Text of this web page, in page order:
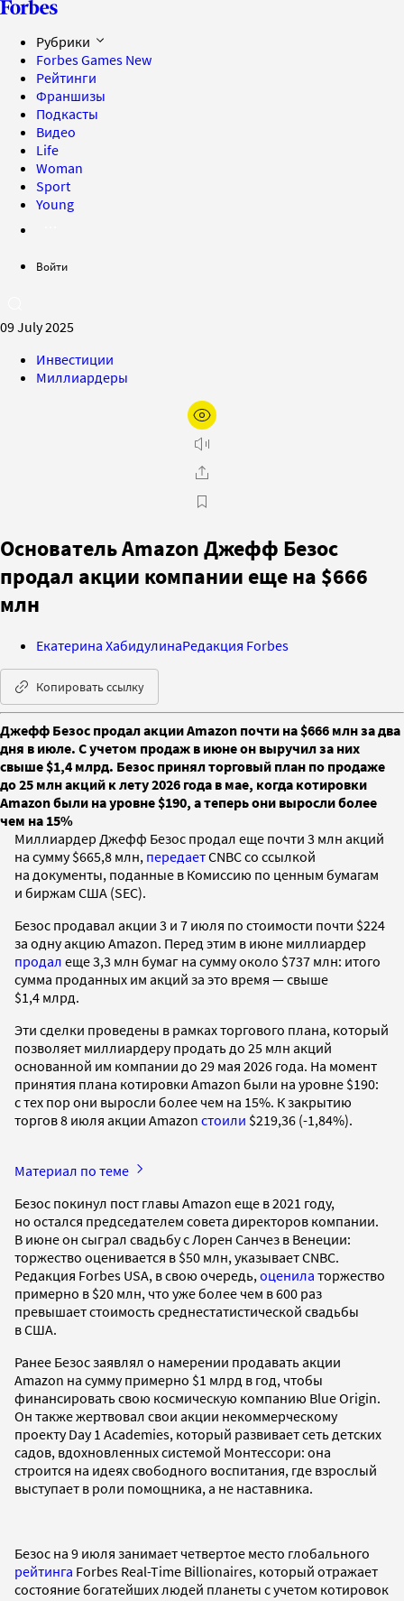
Рубрики
Forbes Games New
Рейтинги
Франшизы
Подкасты
Видео
Life
Woman
Sport
Young
Войти
09 July 2025
Инвестиции
Миллиардеры
Основатель Amazon Джефф Безос
продал акции компании еще на $666
млн
Екатерина ХабидулинаРедакция Forbes
Копировать ссылку
Джефф Безос продал акции Amazon почти на $666 млн за два
дня в июле. С учетом продаж в июне он выручил за них
свыше $1,4 млрд. Безос принял торговый план по продаже
до 25 млн акций к лету 2026 года в мае, когда котировки
Amazon были на уровне $190, а теперь они выросли более
чем на 15%
Миллиардер Джефф Безос продал еще почти 3 млн акций
на сумму $665,8 млн, передаетCNBC со ссылкой
на документы, поданные в Комиссию по ценным бумагам
и биржам США (SEC).
Безос продавал акции 3 и 7 июля по стоимости почти $224
за одну акцию Amazon. Перед этим в июне миллиардер
продал еще 3,3 млн бумаг на сумму около $737 млн: итого
сумма проданных им акций за это время — свыше
$1,4 млрд.
Эти сделки проведены в рамках торгового плана, который
позволяет миллиардеру продать до 25 млн акций
основанной им компании до 29 мая 2026 года. На момент
принятия плана котировки Amazon были на уровне $190:
с тех пор они выросли более чем на 15%. К закрытию
торгов 8 июля акции Amazon стоили $219,36 (-1,84%).
Материал по теме
Безос покинул пост главы Amazon еще в 2021 году,
но остался председателем совета директоров компании.
В июне он сыграл свадьбу с Лорен Санчез в Венеции:
торжество оценивается в $50 млн, указывает CNBC.
Редакция Forbes USA, в свою очередь, оценила торжество
примерно в $20 млн, что уже более чем в 600 раз
превышает стоимость среднестатистической свадьбы
в США.
Ранее Безос заявлял о намерении продавать акции
Amazon на сумму примерно $1 млрд в год, чтобы
финансировать свою космическую компанию Blue Origin.
Он также жертвовал свои акции некоммерческому
проекту Day 1 Academies, который развивает сеть детских
садов, вдохновленных системой Монтессори: она
строится на идеях свободного воспитания, где взрослый
выступает в роли помощника, а не наставника.
Безос на 9 июля занимает четвертое место глобального
рейтинга Forbes Real-Time Billionaires, который отражает
состояние богатейших людей планеты с учетом котировок